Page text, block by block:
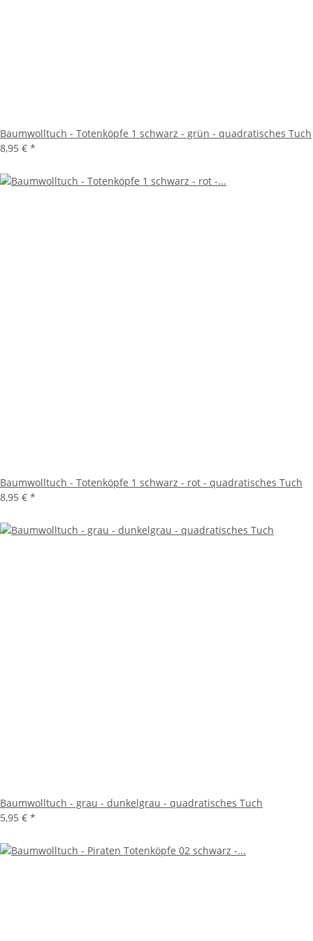
Baumwolltuch - Totenköpfe 1 schwarz - grün - quadratisches Tuch
8,95 € *
Baumwolltuch - Totenköpfe 1 schwarz - rot - quadratisches Tuch
8,95 € *
Baumwolltuch - grau - dunkelgrau - quadratisches Tuch
5,95 € *